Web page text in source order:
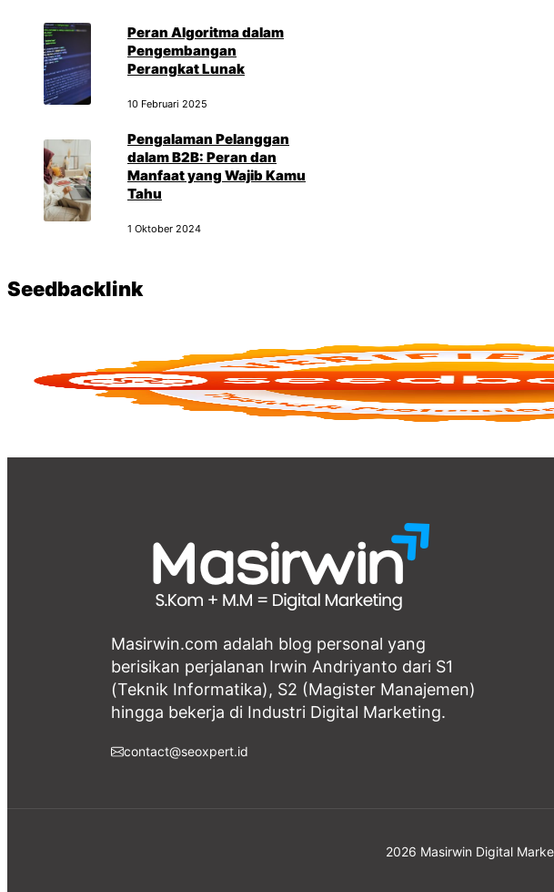
Peran Algoritma dalam
Pengembangan
Perangkat Lunak
10 Februari 2025
Pengalaman Pelanggan
dalam B2B: Peran dan
Manfaat yang Wajib Kamu
Tahu
1 Oktober 2024
Seedbacklink
Masirwin.com adalah blog personal yang
berisikan perjalanan Irwin Andriyanto dari S1
(Teknik Informatika), S2 (Magister Manajemen)
hingga bekerja di Industri Digital Marketing.
contact@seoxpert.id
2026 Masirwin Digital